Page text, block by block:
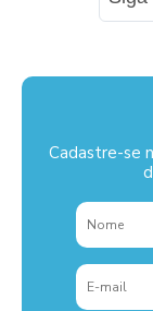
Cadastre-se